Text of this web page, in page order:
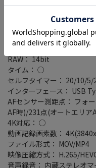
タイムラプス： ○
ライブビュー： ○
可動式モニタ： バリアン
RAW+JPEG同時記録： ○
バルブ： ○
RAW： 14bit
タイム： ○
セルフタイマー： 20/10/5/
インターフェース： USB
AFセンサー測距点： フォ
AF時)/231点(オートエリア
4K対応： ○
動画記録画素数：
ファイル形式： MOV/MP4
映像圧縮方式： H.265/
音声録音： 内蔵ステレオ